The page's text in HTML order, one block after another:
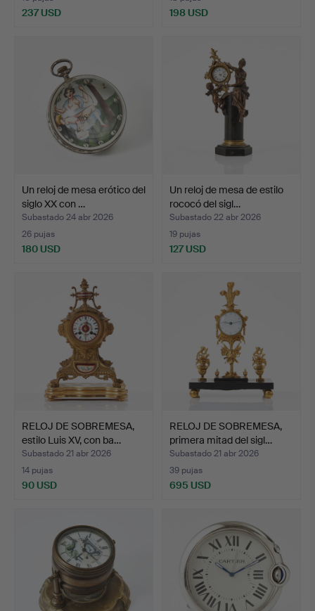
237 USD 198 USD
Un reloj de mesa erótico del
siglo XX con …
Subastado 24 abr 2026
26 pujas
180 USD
Un reloj de mesa de estilo
rococó del sigl…
Subastado 22 abr 2026
19 pujas
127 USD
RELOJ DE SOBREMESA,
estilo Luis XV, con ba…
Subastado 21 abr 2026
14 pujas
90 USD
RELOJ DE SOBREMESA,
primera mitad del sigl…
Subastado 21 abr 2026
39 pujas
695 USD